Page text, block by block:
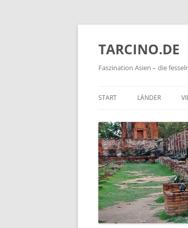
TARCINO.DE
Faszination Asien – die
START LÄNDER